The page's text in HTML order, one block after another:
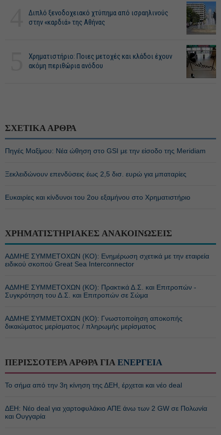
Διπλό ξενοδοχειακό χτύπημα από ισραηλινούς
στην «καρδιά» της Αθήνας
Χρηματιστήριο: Ποιες μετοχές και κλάδοι έχουν
ακόμη περιθώρια ανόδου
ΣΧΕΤΙΚΑ ΑΡΘΡΑ
Πηγές Μαξίμου: Νέα ώθηση στο GSI με την είσοδο της Meridiam
Ξεκλειδώνουν επενδύσεις έως 2,5 δισ. ευρώ για μπαταρίες
Ευκαιρίες και κίνδυνοι του 2ου εξαμήνου στο Χρηματιστήριο
ΧΡΗΜΑΤΙΣΤΗΡΙΑΚΕΣ ΑΝΑΚΟΙΝΩΣΕΙΣ
ΑΔΜΗΕ ΣΥΜΜΕΤΟΧΩΝ (KO): Ενημέρωση σχετικά με την εταιρεία
ειδικού σκοπού Great Sea Interconnector
ΑΔΜΗΕ ΣΥΜΜΕΤΟΧΩΝ (KO): Πρακτικά Δ.Σ. και Επιτροπών -
Συγκρότηση του Δ.Σ. και Επιτροπών σε Σώμα
ΑΔΜΗΕ ΣΥΜΜΕΤΟΧΩΝ (KO): Γνωστοποίηση αποκοπής
δικαιώματος μερίσματος / πληρωμής μερίσματος
ΠΕΡΙΣΣΟΤΕΡΑ ΑΡΘΡΑ ΓΙΑ ΕΝΕΡΓΕΙΑ
Το σήμα από την 3η κίνηση της ΔΕΗ, έρχεται και νέο deal
ΔΕΗ: Νέο deal για χαρτοφυλάκιο ΑΠΕ άνω των 2 GW σε Πολωνία
και Ουγγαρία